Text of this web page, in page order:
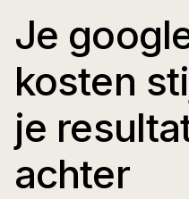
Je
kosten
je
achter